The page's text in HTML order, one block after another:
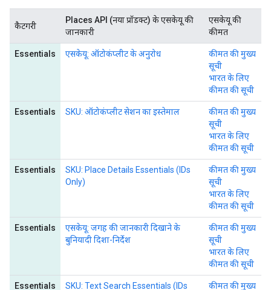
कैटगरी
Places API (नया प्रॉडक्ट) के एसकेयू की
जानकारी
एसकेयू की
कीमत
Essentials एसकेयू: ऑटोकंप्लीट के अनुरोध
कीमत की मुख्य
सूची
भारत के लिए
कीमत की सूची
Essentials SKU: ऑटोकंप्लीट सेशन का इस्तेमाल
कीमत की मुख्य
सूची
भारत के लिए
कीमत की सूची
Essentials
SKU: Place Details Essentials (IDs
Only)
कीमत की मुख्य
सूची
भारत के लिए
कीमत की सूची
Essentials
एसकेयू: जगह की जानकारी दिखाने के
बुनियादी दिशा-निर्देश
कीमत की मुख्य
सूची
भारत के लिए
कीमत की सूची
Essentials SKU: Text Search Essentials (IDs कीमत की मुख्य